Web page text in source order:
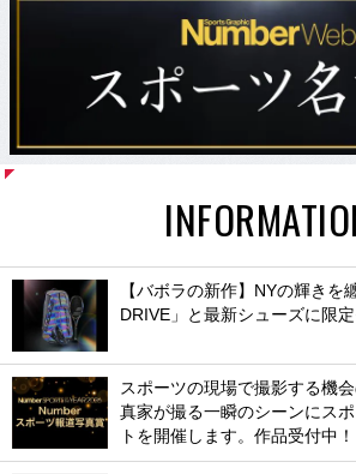
【バボラの新作】NYの輝きを
DRIVE」と最新シューズに限
スポーツの現場で撮影する機
真家が撮る一瞬のシーンにス
トを開催します。作品受付中！